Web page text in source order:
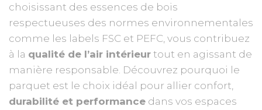
choisissant des essences de bois
respectueuses des normes environnementales
comme les labels FSC et PEFC, vous contribuez
à la qualité de l’air intérieur tout en agissant de
manière responsable. Découvrez pourquoi le
parquet est le choix idéal pour allier confort,
durabilité et performance dans vos espaces